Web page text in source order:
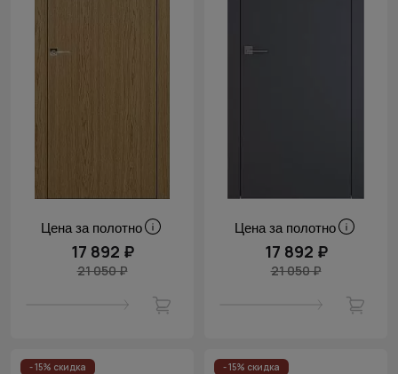
Цена за полотно
17 892 ₽
21 050 ₽
Цена за полотно
17 892 ₽
21 050 ₽
- 15% скидка - 15% скидка